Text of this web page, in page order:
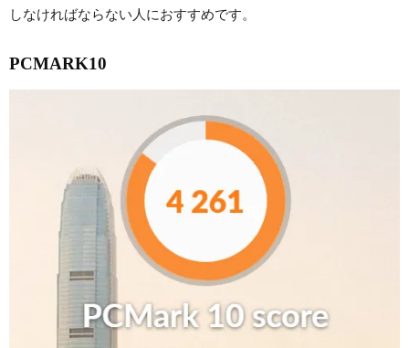
しなければならない人におすすめです。
PCMARK10